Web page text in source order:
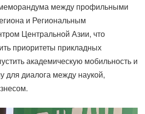
между профильными
и Региональным
Центральной Азии, что
приоритеты прикладных
академическую мобильность и
для диалога между наукой,